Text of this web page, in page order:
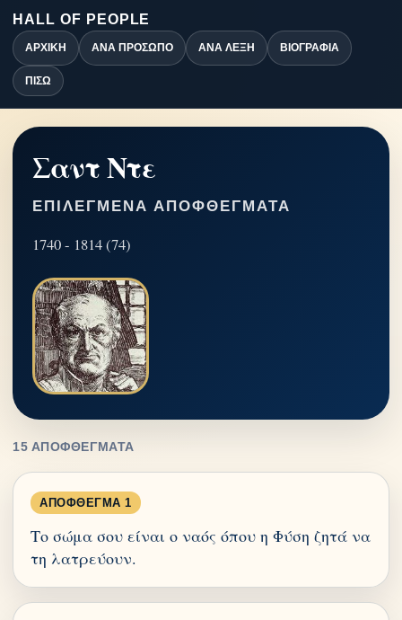
HALL OF PEOPLE
ΑΡΧΙΚΉ ΑΝΆ ΠΡΌΣΩΠΟ ΑΝΆ ΛΈΞΗ ΒΙΟΓΡΑΦΊΑ
ΠΊΣΩ
Σαντ Ντε
ΕΠΙΛΕΓΜΈΝΑ ΑΠΟΦΘΈΓΜΑΤΑ
1740 - 1814 (74)
15 ΑΠΟΦΘΈΓΜΑΤΑ
ΑΠΌΦΘΕΓΜΑ 1
Το σώμα σου είναι ο ναός όπου η Φύση ζητά να
τη λατρεύουν.